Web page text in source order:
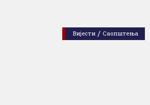
Вијести / Саопштења